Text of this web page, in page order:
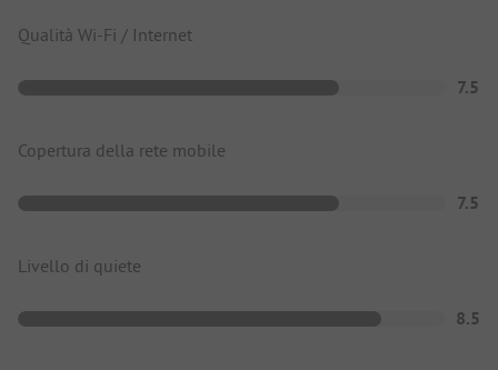
Qualità Wi-Fi / Internet
7.5
Copertura della rete mobile
7.5
Livello di quiete
8.5